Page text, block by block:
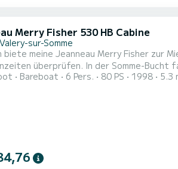
Merry Fisher 530 HB Cabine
sur-Somme
überprüfen. In der Somme-Bucht fahren
ausgestattet, um Ihnen den nötigen
Bareboat 6 Pers. 80 PS 1998 5.3